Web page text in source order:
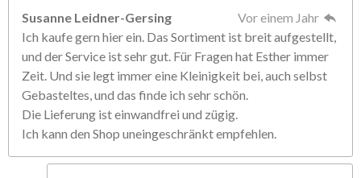
Susanne Leidner-Gersing
Vor einem Jahr
Ich kaufe gern hier ein. Das Sortiment ist breit aufgestellt,
und der Service ist sehr gut. Für Fragen hat Esther immer
Zeit. Und sie legt immer eine Kleinigkeit bei, auch selbst
Gebasteltes, und das finde ich sehr schön.
Die Lieferung ist einwandfrei und zügig.
Ich kann den Shop uneingeschränkt empfehlen.